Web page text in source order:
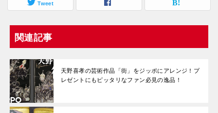
Tweet
関連記事
天野喜孝の芸術作品「街」をジッポにアレンジ！プ
レゼントにもピッタリなファン必見の逸品！